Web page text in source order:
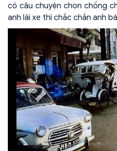
có câu chuyện chọn chồng
anh lái xe thì chắc chắn anh